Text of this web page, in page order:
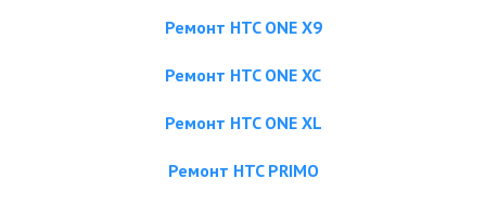
Ремонт HTC ONE X9
Ремонт HTC ONE XC
Ремонт HTC ONE XL
Ремонт HTC PRIMO